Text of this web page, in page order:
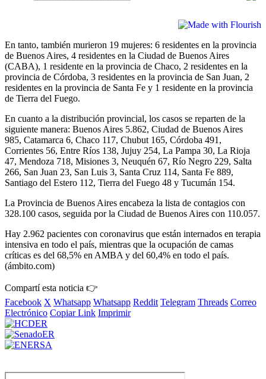
En tanto, también murieron 19 mujeres: 6 residentes en la provincia
de Buenos Aires, 4 residentes en la Ciudad de Buenos Aires
(CABA), 1 residente en la provincia de Chaco, 2 residentes en la
provincia de Córdoba, 3 residentes en la provincia de San Juan, 2
residentes en la provincia de Santa Fe y 1 residente en la provincia
de Tierra del Fuego.
En cuanto a la distribución provincial, los casos se reparten de la
siguiente manera: Buenos Aires 5.862, Ciudad de Buenos Aires
985, Catamarca 6, Chaco 117, Chubut 165, Córdoba 491,
Corrientes 56, Entre Ríos 138, Jujuy 254, La Pampa 30, La Rioja
47, Mendoza 718, Misiones 3, Neuquén 67, Río Negro 229, Salta
266, San Juan 23, San Luis 3, Santa Cruz 114, Santa Fe 889,
Santiago del Estero 112, Tierra del Fuego 48 y Tucumán 154.
La Provincia de Buenos Aires encabeza la lista de contagios con
328.100 casos, seguida por la Ciudad de Buenos Aires con 110.057.
Hay 2.962 pacientes con coronavirus que están internados en terapia
intensiva en todo el país, mientras que la ocupación de camas
críticas es del 68,5% en AMBA y del 60,4% en todo el país.
(ámbito.com)
Compartí esta noticia 👉
Facebook X Whatsapp Whatsapp Reddit Telegram Threads Correo
Electrónico Copiar Link Imprimir